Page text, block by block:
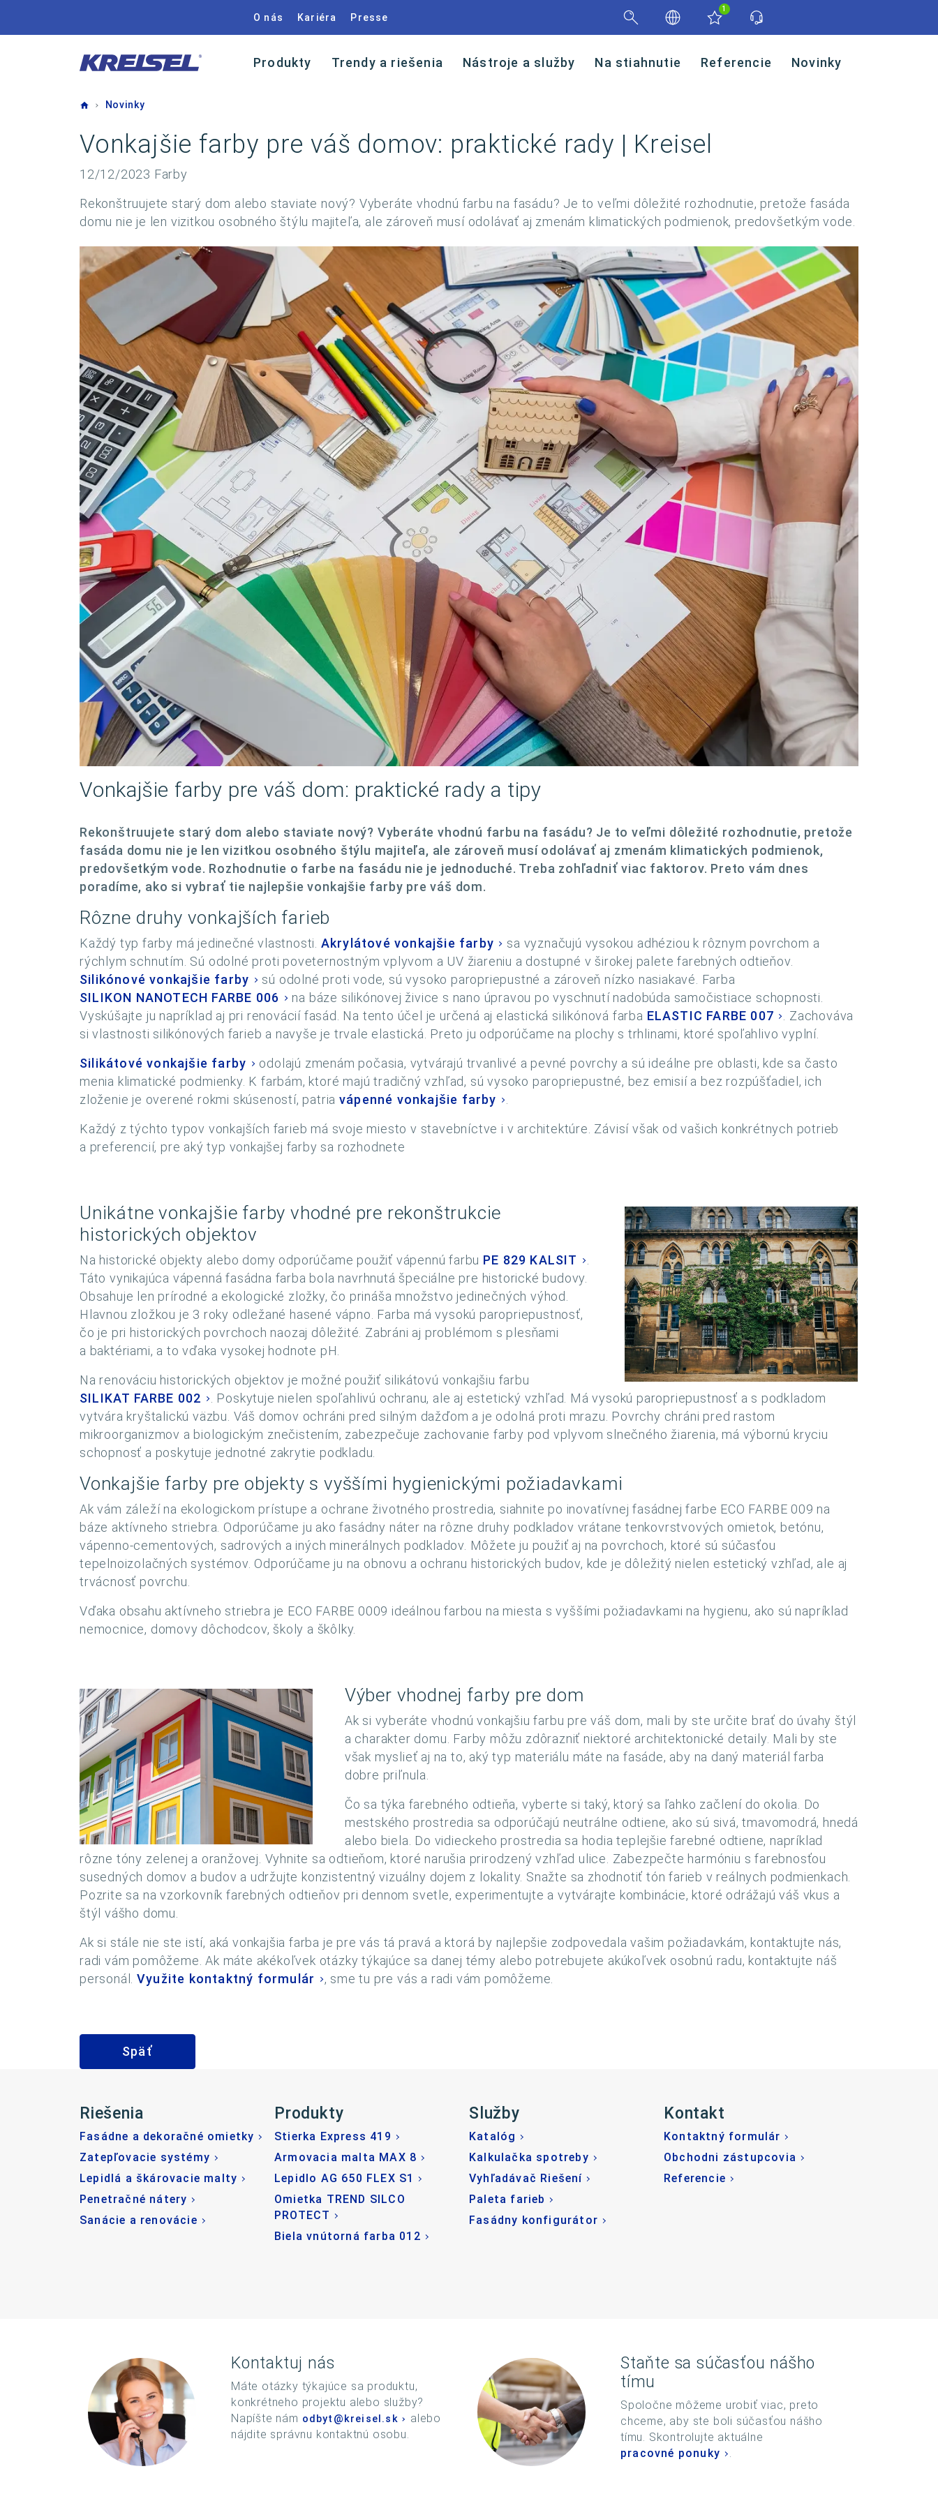
O nás Kariéra Presse
1
Produkty Trendy a riešenia Nástroje a služby Na stiahnutie Referencie Novinky
HomeNovinky
Vonkajšie farby pre váš domov: praktické rady | Kreisel
12/12/2023 Farby
Rekonštruujete starý dom alebo staviate nový? Vyberáte vhodnú farbu na fasádu? Je to veľmi dôležité rozhodnutie, pretože fasáda
domu nie je len vizitkou osobného štýlu majiteľa, ale zároveň musí odolávať aj zmenám klimatických podmienok, predovšetkým vode.
Vonkajšie farby pre váš dom: praktické rady a tipy
Rekonštruujete starý dom alebo staviate nový? Vyberáte vhodnú farbu na fasádu? Je to veľmi dôležité rozhodnutie, pretože
fasáda domu nie je len vizitkou osobného štýlu majiteľa, ale zároveň musí odolávať aj zmenám klimatických podmienok,
predovšetkým vode. Rozhodnutie o farbe na fasádu nie je jednoduché. Treba zohľadniť viac faktorov. Preto vám dnes
poradíme, ako si vybrať tie najlepšie vonkajšie farby pre váš dom.
Rôzne druhy vonkajších farieb
Každý typ farby má jedinečné vlastnosti. Akrylátové vonkajšie farby
sa vyznačujú vysokou adhéziou k rôznym povrchom a
rýchlym schnutím. Sú odolné proti poveternostným vplyvom a UV žiareniu a dostupné v širokej palete farebných odtieňov.
Silikónové vonkajšie farby
sú odolné proti vode, sú vysoko paropriepustné a zároveň nízko nasiakavé. Farba
SILIKON NANOTECH FARBE 006
na báze silikónovej živice s nano úpravou po vyschnutí nadobúda samočistiace schopnosti.
Vyskúšajte ju napríklad aj pri renovácií fasád. Na tento účel je určená aj elastická silikónová farba ELASTIC FARBE 007
. Zachováva
si vlastnosti silikónových farieb a navyše je trvale elastická. Preto ju odporúčame na plochy s trhlinami, ktoré spoľahlivo vyplní.
Silikátové vonkajšie farby
odolajú zmenám počasia, vytvárajú trvanlivé a pevné povrchy a sú ideálne pre oblasti, kde sa často
menia klimatické podmienky. K farbám, ktoré majú tradičný vzhľad, sú vysoko paropriepustné, bez emisií a bez rozpúšťadiel, ich
zloženie je overené rokmi skúseností, patria vápenné vonkajšie farby
Každý z týchto typov vonkajších farieb má svoje miesto v stavebníctve i v architektúre. Závisí však od vašich konkrétnych potrieb
a preferencií, pre aký typ vonkajšej farby sa rozhodnete
Unikátne vonkajšie farby vhodné pre rekonštrukcie
historických objektov
Na historické objekty alebo domy odporúčame použiť vápennú farbu PE 829 KALSIT
Táto vynikajúca vápenná fasádna farba bola navrhnutá špeciálne pre historické budovy.
Obsahuje len prírodné a ekologické zložky, čo prináša množstvo jedinečných výhod.
Hlavnou zložkou je 3 roky odležané hasené vápno. Farba má vysokú paropriepustnosť,
čo je pri historických povrchoch naozaj dôležité. Zabráni aj problémom s plesňami
a baktériami, a to vďaka vysokej hodnote pH.
Na renováciu historických objektov je možné použiť silikátovú vonkajšiu farbu
SILIKAT FARBE 002
. Poskytuje nielen spoľahlivú ochranu, ale aj estetický vzhľad. Má vysokú paropriepustnosť a s podkladom
vytvára kryštalickú väzbu. Váš domov ochráni pred silným dažďom a je odolná proti mrazu. Povrchy chráni pred rastom
mikroorganizmov a biologickým znečistením, zabezpečuje zachovanie farby pod vplyvom slnečného žiarenia, má výbornú kryciu
schopnosť a poskytuje jednotné zakrytie podkladu.
Vonkajšie farby pre objekty s vyššími hygienickými požiadavkami
Ak vám záleží na ekologickom prístupe a ochrane životného prostredia, siahnite po inovatívnej fasádnej farbe ECO FARBE 009 na
báze aktívneho striebra. Odporúčame ju ako fasádny náter na rôzne druhy podkladov vrátane tenkovrstvových omietok, betónu,
vápenno-cementových, sadrových a iných minerálnych podkladov. Môžete ju použiť aj na povrchoch, ktoré sú súčasťou
tepelnoizolačných systémov. Odporúčame ju na obnovu a ochranu historických budov, kde je dôležitý nielen estetický vzhľad, ale aj
trvácnosť povrchu.
Vďaka obsahu aktívneho striebra je ECO FARBE 0009 ideálnou farbou na miesta s vyššími požiadavkami na hygienu, ako sú napríklad
nemocnice, domovy dôchodcov, školy a škôlky.
Výber vhodnej farby pre dom
Ak si vyberáte vhodnú vonkajšiu farbu pre váš dom, mali by ste určite brať do úvahy štýl
a charakter domu. Farby môžu zdôrazniť niektoré architektonické detaily. Mali by ste
však myslieť aj na to, aký typ materiálu máte na fasáde, aby na daný materiál farba
dobre priľnula.
Čo sa týka farebného odtieňa, vyberte si taký, ktorý sa ľahko začlení do okolia. Do
mestského prostredia sa odporúčajú neutrálne odtiene, ako sú sivá, tmavomodrá, hnedá
alebo biela. Do vidieckeho prostredia sa hodia teplejšie farebné odtiene, napríklad
rôzne tóny zelenej a oranžovej. Vyhnite sa odtieňom, ktoré narušia prirodzený vzhľad ulice. Zabezpečte harmóniu s farebnosťou
susedných domov a budov a udržujte konzistentný vizuálny dojem z lokality. Snažte sa zhodnotiť tón farieb v reálnych podmienkach.
Pozrite sa na vzorkovník farebných odtieňov pri dennom svetle, experimentujte a vytvárajte kombinácie, ktoré odrážajú váš vkus a
štýl vášho domu.
Ak si stále nie ste istí, aká vonkajšia farba je pre vás tá pravá a ktorá by najlepšie zodpovedala vašim požiadavkám, kontaktujte nás,
radi vám pomôžeme. Ak máte akékoľvek otázky týkajúce sa danej témy alebo potrebujete akúkoľvek osobnú radu, kontaktujte náš
personál.Využite kontaktný formulár , sme tu pre vás a radi vám pomôžeme.
Späť
Riešenia
Fasádne a dekoračné omietky
Zatepľovacie systémy
Lepidlá a škárovacie malty
Penetračné nátery
Sanácie a renovácie
Produkty
Stierka Express 419
Armovacia malta MAX 8
Lepidlo AG 650 FLEX S1
Omietka TREND SILCO
PROTECT
Biela vnútorná farba 012
Služby
Katalóg
Kalkulačka spotreby
Vyhľadávač Riešení
Paleta farieb
Fasádny konfigurátor
Kontakt
Kontaktný formulár
Obchodni zástupcovia
Referencie
Kontaktuj nás
Máte otázky týkajúce sa produktu,
konkrétneho projektu alebo služby?
Napíšte nám odbyt@kreisel.sk
alebo
nájdite správnu kontaktnú osobu.
Staňte sa súčasťou nášho
tímu
Spoločne môžeme urobiť viac, preto
chceme, aby ste boli súčasťou nášho
tímu. Skontrolujte aktuálne
pracovné ponuky
.